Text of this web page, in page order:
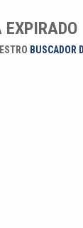
EXPIRADO
BUSCADOR